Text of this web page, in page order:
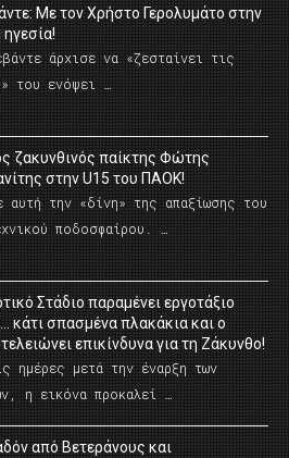
Με τον Χρήστο Γερολυμάτο στην
ηγεσία!
άρχισε να «ζεσταίνει τις
του ενόψει …
ζακυνθινός παίκτης Φώτης
στην U15 του ΠΑΟΚ!
αυτή την «δίνη» της απαξίωσης του
ποδοσφαίρου. …
Στάδιο παραμένει εργοτάξιο
κάτι σπασμένα πλακάκια και ο
επικίνδυνα για τη Ζάκυνθο!
ημέρες μετά την έναρξη των
η εικόνα προκαλεί …
από Βετεράνους και